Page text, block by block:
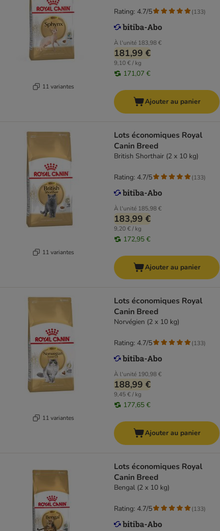
11 variantes
À l'unité 183,98 €
181,99 €
9,10 € / kg
171,07 €
Rating: 4.7/5 (133)
Ajouter au panier
11 variantes
Lots économiques Royal
Canin Breed
British Shorthair (2 x 10 kg)
À l'unité 185,98 €
183,99 €
9,20 € / kg
172,95 €
Rating: 4.7/5 (133)
Ajouter au panier
11 variantes
Lots économiques Royal
Canin Breed
Norvégien (2 x 10 kg)
À l'unité 190,98 €
188,99 €
9,45 € / kg
177,65 €
Rating: 4.7/5 (133)
Ajouter au panier
Lots économiques Royal
Canin Breed
Bengal (2 x 10 kg)
Rating: 4.7/5 (133)